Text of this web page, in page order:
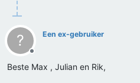
?
Offline
Een ex-gebruiker
Beste Max , Julian en Rik,